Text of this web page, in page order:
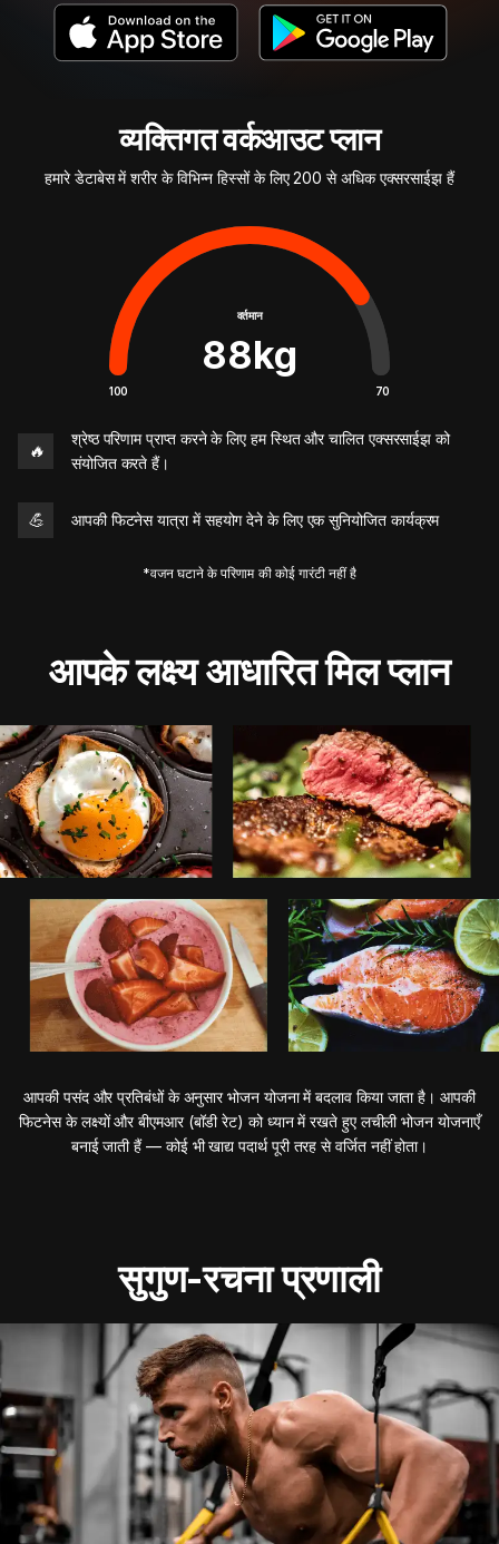
व्यक्तिगत वर्कआउट प्लान
हमारे डेटाबेस में शरीर के विभिन्न हिस्सों के लिए 200 से अधिक एक्सरसाईझ हैं
वर्तमान
88kg
100 70
🔥
श्रेष्ठ परिणाम प्राप्त करने के लिए हम स्थित और चालित एक्सरसाईझ को
संयोजित करते हैं।
💪 आपकी फिटनेस यात्रा में सहयोग देने के लिए एक सुनियोजित कार्यक्रम
*वजन घटाने के परिणाम की कोई गारंटी नहीं है
आपके लक्ष्य आधारित मिल प्लान
आपकी पसंद और प्रतिबंधों के अनुसार भोजन योजना में बदलाव किया जाता है। आपकी
फिटनेस के लक्ष्यों और बीएमआर (बॉडी रेट) को ध्यान में रखते हुए लचीली भोजन योजनाएँ
बनाई जाती हैं — कोई भी खाद्य पदार्थ पूरी तरह से वर्जित नहीं होता।
सुगुण-रचना प्रणाली